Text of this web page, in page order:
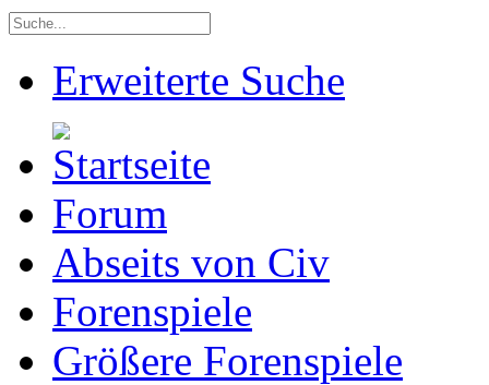
Erweiterte Suche
Forum
Abseits von Civ
Forenspiele
Größere Forenspiele